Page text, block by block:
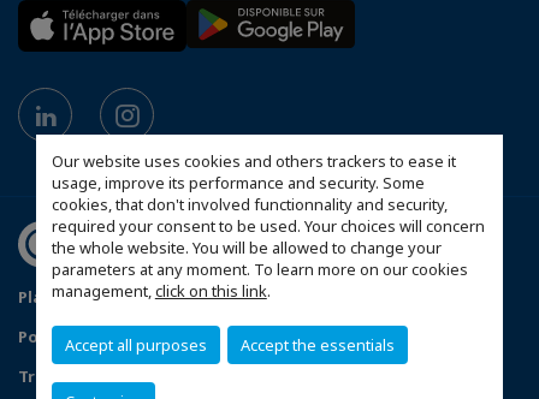
Our website uses cookies and others trackers to ease it
usage, improve its performance and security. Some
cookies, that don't involved functionnality and security,
required your consent to be used. Your choices will concern
the whole website. You will be allowed to change your
parameters at any moment. To learn more on our cookies
management,click on this link.
Accept all purposes Accept the essentials
Plan du site
Mentions légales
Politique de confidentialité
Traitement des incidents de confidentialité